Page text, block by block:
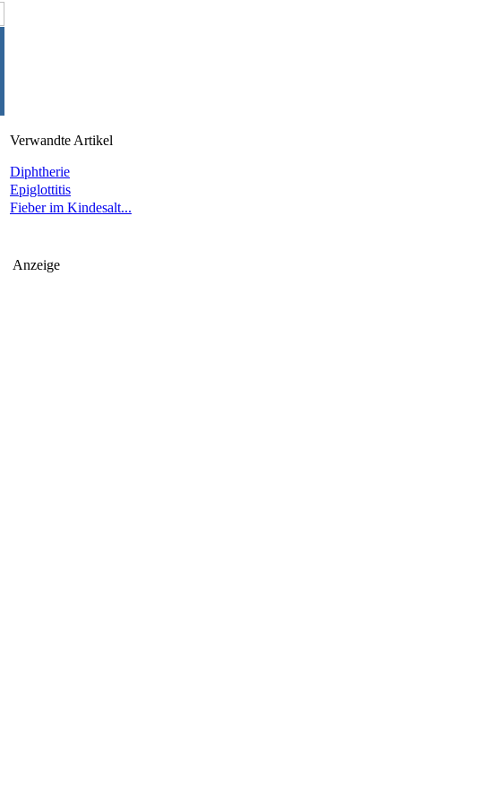
Verwandte Artikel
Diphtherie
Epiglottitis
Fieber im Kindesalt...
Anzeige